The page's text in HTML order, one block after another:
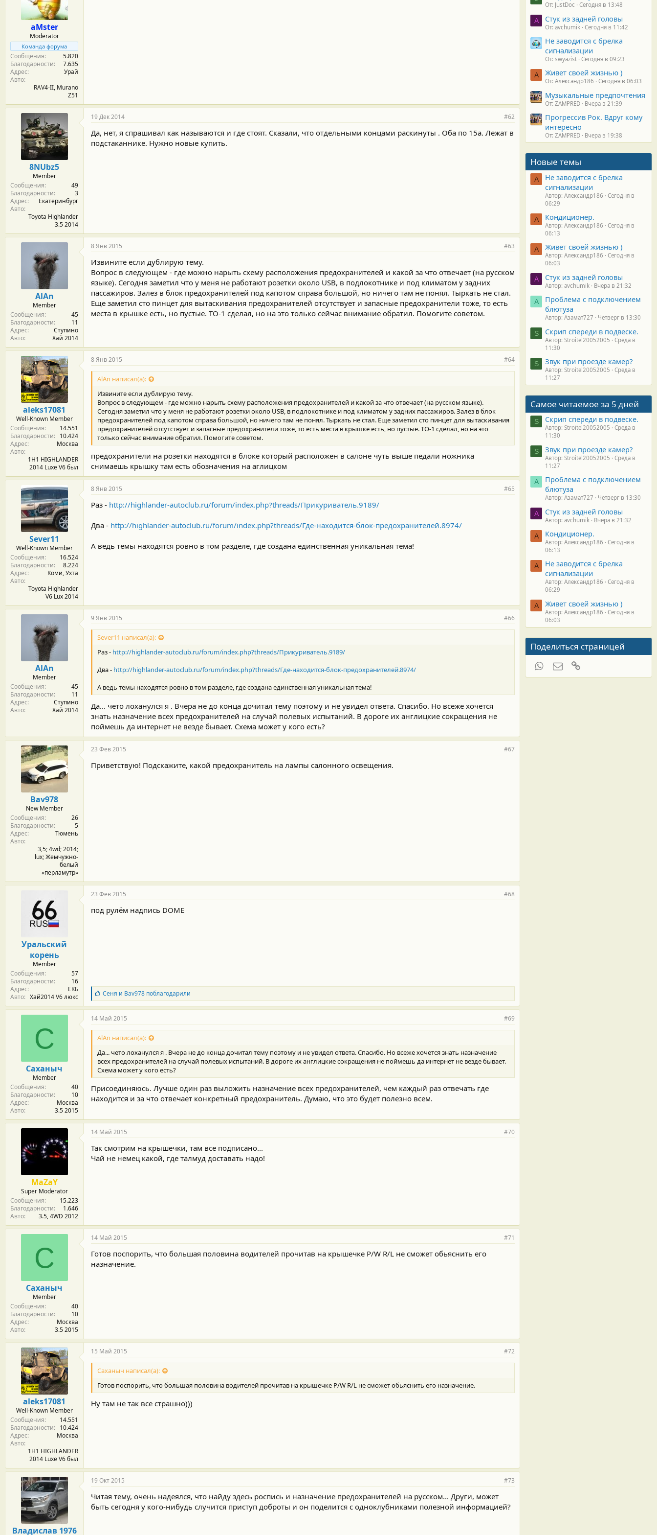
л
а
aMster
Moderator
Команда форума
Сообщения
5.820
Благодарности
7.635
Адрес
Урай
Авто
RAV4-II, Murano
Z51
8NUbz5
Member
Сообщения
49
Благодарности
3
Адрес
Екатеринбург
Авто
Toyota Highlander
3.5 2014
19 Дек 2014 #62
Да, нет, я спрашивал как называются и где стоят. Сказали, что отдельными концами раскинуты . Оба по 15а. Лежат в
подстаканнике. Нужно новые купить.
AlAn
Member
Сообщения
45
Благодарности
11
Адрес
Ступино
Авто
Хай 2014
8 Янв 2015 #63
Извините если дублирую тему.
Вопрос в следующем - где можно нарыть схему расположения предохранителей и какой за что отвечает (на русском
языке). Сегодня заметил что у меня не работают розетки около USB, в подлокотнике и под климатом у задних
пассажиров. Залез в блок предохранителей под капотом справа большой, но ничего там не понял. Тыркать не стал.
Еще заметил сто пинцет для вытаскивания предохранителей отсутствует и запасные предохранители тоже, то есть
места в крышке есть, но пустые. ТО-1 сделал, но на это только сейчас внимание обратил. Помогите советом.
aleks17081
Well-Known Member
Сообщения
14.551
Благодарности
10.424
Адрес
Москва
Авто
1H1 HIGHLANDER
2014 Luxe V6 был
8 Янв 2015 #64
AlAn написал(а):
Извините если дублирую тему.
Вопрос в следующем - где можно нарыть схему расположения предохранителей и какой за что отвечает (на русском языке).
Сегодня заметил что у меня не работают розетки около USB, в подлокотнике и под климатом у задних пассажиров. Залез в блок
предохранителей под капотом справа большой, но ничего там не понял. Тыркать не стал. Еще заметил сто пинцет для вытаскивания
предохранителей отсутствует и запасные предохранители тоже, то есть места в крышке есть, но пустые. ТО-1 сделал, но на это
только сейчас внимание обратил. Помогите советом.
предохранители на розетки находятся в блоке который расположен в салоне чуть выше педали ножника
снимаешь крышку там есть обозначения на аглицком
Sever11
Well-Known Member
Сообщения
16.524
Благодарности
8.224
Адрес
Коми, Ухта
Авто
Toyota Highlander
V6 Lux 2014
8 Янв 2015 #65
Раз - http://highlander-autoclub.ru/forum/index.php?threads/Прикуриватель.9189/
Два - http://highlander-autoclub.ru/forum/index.php?threads/Где-находится-блок-предохранителей.8974/
А ведь темы находятся ровно в том разделе, где создана единственная уникальная тема!
AlAn
Member
Сообщения
45
Благодарности
11
Адрес
Ступино
Авто
Хай 2014
9 Янв 2015 #66
Sever11 написал(а):
Раз - http://highlander-autoclub.ru/forum/index.php?threads/Прикуриватель.9189/
Два - http://highlander-autoclub.ru/forum/index.php?threads/Где-находится-блок-предохранителей.8974/
А ведь темы находятся ровно в том разделе, где создана единственная уникальная тема!
Да... чето лоханулся я . Вчера не до конца дочитал тему поэтому и не увидел ответа. Спасибо. Но всеже хочется
знать назначение всех предохранителей на случай полевых испытаний. В дороге их англицкие сокращения не
поймешь да интернет не везде бывает. Схема может у кого есть?
Bav978
New Member
Сообщения
26
Благодарности
5
Адрес
Тюмень
Авто
3,5; 4wd; 2014;
lux; Жемчужно-
белый
«перламутр»
23 Фев 2015 #67
Приветствую! Подскажите, какой предохранитель на лампы салонного освещения.
Уральский
корень
Member
Сообщения
57
Благодарности
16
Адрес
ЕКБ
Авто
Хай2014 V6 люкс
23 Фев 2015 #68
под рулём надпись DOME
Б
л
а
г
о
д
а
н
о
с
т
и
Сеня и Bav978поблагодарили
С
Саханыч
Member
Сообщения
40
Благодарности
10
Адрес
Москва
Авто
3.5 2015
14 Май 2015 #69
AlAn написал(а):
Да... чето лоханулся я . Вчера не до конца дочитал тему поэтому и не увидел ответа. Спасибо. Но всеже хочется знать назначение
всех предохранителей на случай полевых испытаний. В дороге их англицкие сокращения не поймешь да интернет не везде бывает.
Схема может у кого есть?
Присоединяюсь. Лучше один раз выложить назначение всех предохранителей, чем каждый раз отвечать где
находится и за что отвечает конкретный предохранитель. Думаю, что это будет полезно всем.
MaZaY
Super Moderator
Сообщения
15.223
Благодарности
1.646
Авто
3.5, 4WD 2012
14 Май 2015 #70
Так смотрим на крышечки, там все подписано...
Чай не немец какой, где талмуд доставать надо!
С
Саханыч
Member
Сообщения
40
Благодарности
10
Адрес
Москва
Авто
3.5 2015
14 Май 2015 #71
Готов поспорить, что большая половина водителей прочитав на крышечке P/W R/L не сможет обьяснить его
назначение.
aleks17081
Well-Known Member
Сообщения
14.551
Благодарности
10.424
Адрес
Москва
Авто
1H1 HIGHLANDER
2014 Luxe V6 был
15 Май 2015 #72
Саханыч написал(а):
Готов поспорить, что большая половина водителей прочитав на крышечке P/W R/L не сможет обьяснить его назначение.
Ну там не так все страшно)))
Владислав 1976
19 Окт 2015 #73
Читая тему, очень надеялся, что найду здесь роспись и назначение предохранителей на русском... Други, может
быть сегодня у кого-нибудь случится приступ доброты и он поделится с одноклубниками полезной информацией?
От: JustDoc Сегодня в 13:48
A Стук из задней головы
От: avchumik Сегодня в 11:42
Не заводится с брелка
сигнализации
От: swyazist Сегодня в 09:23
А Живет своей жизнью )
От: Александр186 Сегодня в 06:03
Музыкальные предпочтения
От: ZAMPRED Вчера в 21:39
Прогрессив Рок. Вдруг кому
интересно
От: ZAMPRED Вчера в 19:38
Новые темы
А
Не заводится с брелка
сигнализации
Автор: Александр186
Сегодня в
06:29
А Кондиционер.
Автор: Александр186
Сегодня в
06:13
А Живет своей жизнью )
Автор: Александр186
Сегодня в
06:03
A Стук из задней головы
Автор: avchumik Вчера в 21:32
А
Проблема с подключением
блютуза
Автор: Азамат727 Четверг в 13:30
S Скрип спереди в подвеске.
Автор: Stroitel20052005
Среда в
11:30
S Звук при проезде камер?
Автор: Stroitel20052005
Среда в
11:27
Самое читаемое за 5 дней
S Скрип спереди в подвеске.
Автор: Stroitel20052005
Среда в
11:30
S Звук при проезде камер?
Автор: Stroitel20052005
Среда в
11:27
А
Проблема с подключением
блютуза
Автор: Азамат727 Четверг в 13:30
A Стук из задней головы
Автор: avchumik Вчера в 21:32
А Кондиционер.
Автор: Александр186
Сегодня в
06:13
А
Не заводится с брелка
сигнализации
Автор: Александр186
Сегодня в
06:29
А Живет своей жизнью )
Автор: Александр186
Сегодня в
06:03
Поделиться страницей
WhatsAppЭлектронная почта